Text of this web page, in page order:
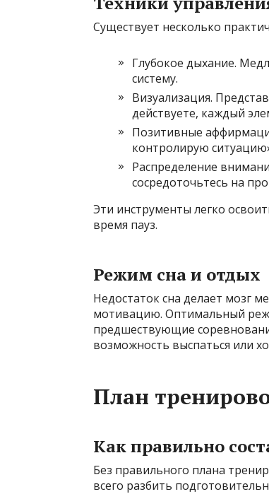
Существует несколько
Глубокое дыхание.
систему.
Визуализация.
действуете, каждый
Позитивные
контролирую
Распределение
сосредоточьтесь на
Эти инструменты легко
время пауз.
Режим сна и отдых
Недостаток сна делает мозг
мотивацию. Оптимальный
предшествующие
возможность выспаться или
План
Как правильно
Без правильного плана
всего разбить